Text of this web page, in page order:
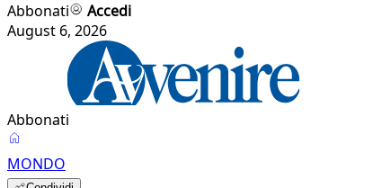
Abbonati
Accedi
August 6, 2026
Abbonati
MONDO